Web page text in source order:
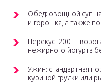
Обед: овощной суп
и горошка, а также
Перекус: 200 г
нежирного йогурта
Ужин: стандартная
куриной грудки или